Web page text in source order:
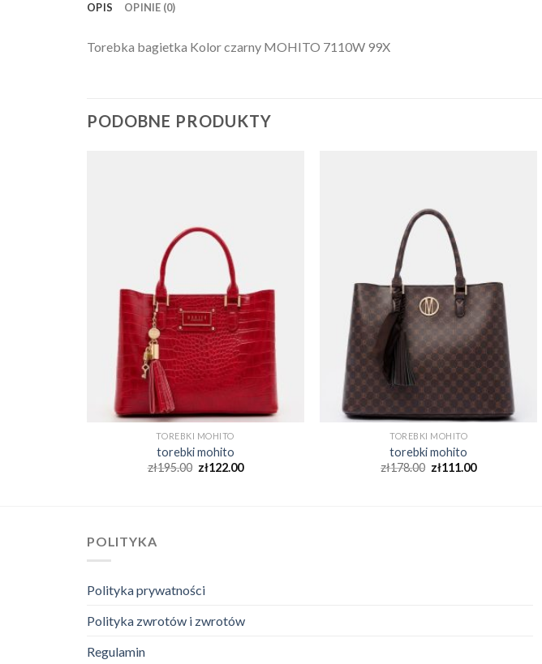
OPIS OPINIE (0)
Torebka bagietka Kolor czarny MOHITO 7110W 99X
PODOBNE PRODUKTY
TOREBKI MOHITO
torebki mohito
zł195.00 zł122.00
TOREBKI MOHITO
torebki mohito
zł178.00 zł111.00
POLITYKA
Polityka prywatności
Polityka zwrotów i zwrotów
Regulamin